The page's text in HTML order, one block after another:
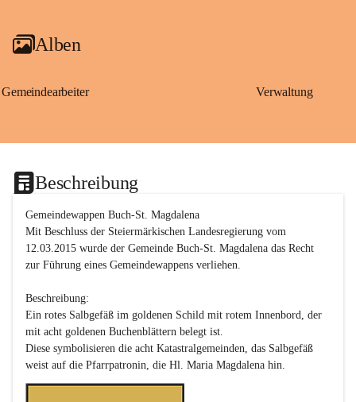
Alben
Gemeindearbeiter Verwaltung
Beschreibung
Gemeindewappen Buch-St. Magdalena
Mit Beschluss der Steiermärkischen Landesregierung vom
12.03.2015 wurde der Gemeinde Buch-St. Magdalena das Recht
zur Führung eines Gemeindewappens verliehen.
Beschreibung:
Ein rotes Salbgefäß im goldenen Schild mit rotem Innenbord, der
mit acht goldenen Buchenblättern belegt ist.
Diese symbolisieren die acht Katastralgemeinden, das Salbgefäß